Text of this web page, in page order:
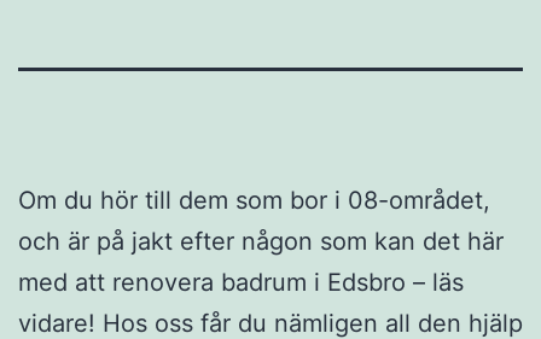
Om du hör till dem som bor i 08-området,
och är på jakt efter någon som kan det här
med att renovera badrum i Edsbro – läs
vidare! Hos oss får du nämligen all den hjälp